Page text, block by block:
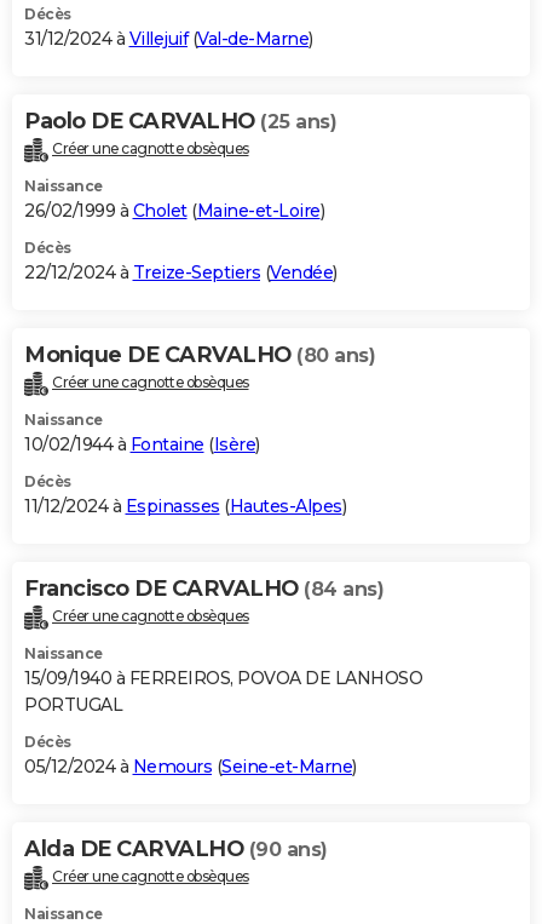
Décès
31/12/2024 à Villejuif(Val-de-Marne)
Paolo DE CARVALHO (25 ans)
Créer une cagnotte obsèques
Naissance
26/02/1999 à Cholet(Maine-et-Loire)
Décès
22/12/2024 à Treize-Septiers (Vendée)
Monique DE CARVALHO (80 ans)
Créer une cagnotte obsèques
Naissance
10/02/1944 à Fontaine (Isère)
Décès
11/12/2024 à Espinasses (Hautes-Alpes)
Francisco DE CARVALHO (84 ans)
Créer une cagnotte obsèques
Naissance
15/09/1940 à FERREIROS, POVOA DE LANHOSO
PORTUGAL
Décès
05/12/2024 à Nemours (Seine-et-Marne)
Alda DE CARVALHO (90 ans)
Créer une cagnotte obsèques
Naissance